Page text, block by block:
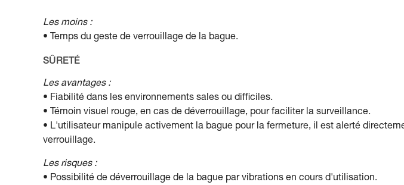
Les moins :
• Temps du geste de verrouillage de la bague.
SÛRETÉ
Les avantages :
• Fiabilité dans les environnements sales ou difficiles.
• Témoin visuel rouge, en cas de déverrouillage, pour faciliter la surveillance.
• L'utilisateur manipule activement la bague pour la fermeture, il est alerté
verrouillage.
Les risques :
• Possibilité de déverrouillage de la bague par vibrations en cours d'utilisation.